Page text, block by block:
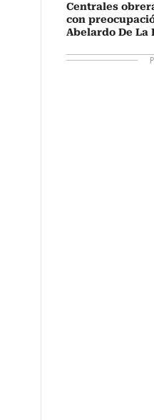
Centrales
con
Abelardo De La